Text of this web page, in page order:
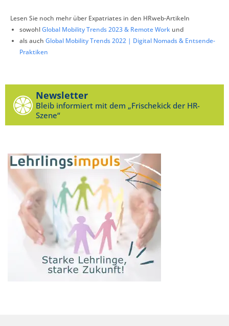
Lesen Sie noch mehr über Expatriates in den HRweb-Artikeln
sowohlGlobal Mobility Trends 2023 & Remote Work und
als auch Global Mobility Trends 2022 | Digital Nomads & Entsende-
Praktiken
Newsletter
Bleib informiert mit dem „Frischekick der HR-
Szene“